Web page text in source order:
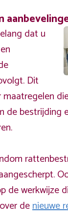
dat u
Dit
de bestrijding
de werkwijze
denieuwe